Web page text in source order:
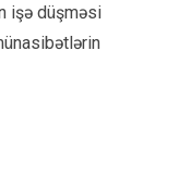
işə düşməsi